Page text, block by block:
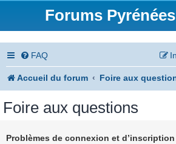
Forums
FAQ
Accueil du forum Foire aux
Foire aux questions
Problèmes de connexion et d’inscription